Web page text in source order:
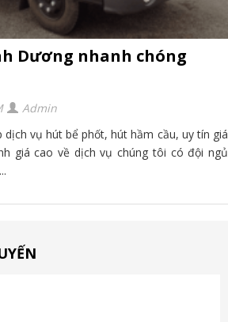
Dương nhanh chóng
Admin
dịch vụ hút bể phốt, hút hầm cầu, uy tín giá
giá cao về dịch vụ chúng tôi có đội ngủ